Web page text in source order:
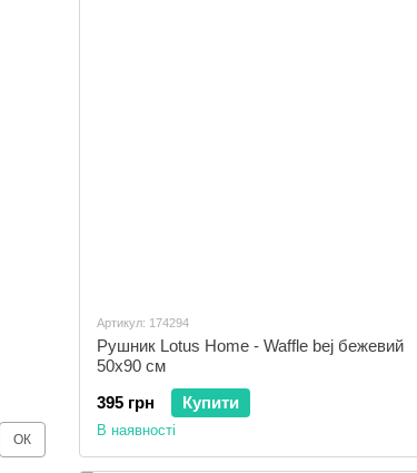
Артикул: 174294
Рушник Lotus Home - Waffle bej бежевий
50х90 см
395 грн
Купити
В наявності
ОК